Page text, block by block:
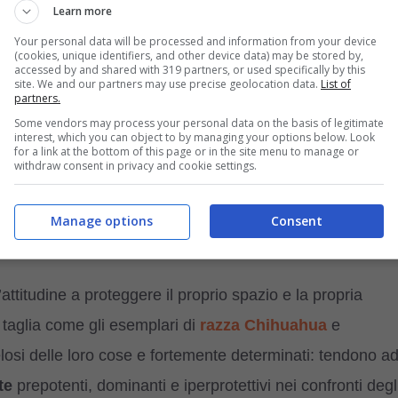
a
l’uomo era uscito a fare una passeggiata insieme al
attratto da qualcosa che aveva attirato la sua
topo
dal manto marroncino. La reazione del Bassotto
si sono trovate ad assistere alla scena.
TELEGRAMcon tanti consigli e novità
a proteggere il proprio spazio e la propria
come gli esemplari di razza Chihuahua e
delle loro cose e fortemente determinati: tendono ad
prepotenti, dominanti e iperprotettivi nei confronti
Learn more
Your personal data will be processed and information from your device
(cookies, unique identifiers, and other device data) may be stored by,
accessed by and shared with 319 partners, or used specifically by this
site. We and our partners may use precise geolocation data. List of
partners.
Some vendors may process your personal data on the basis of legitimate
interest, which you can object to by managing your options below. Look
for a link at the bottom of this page or in the site menu to manage or
withdraw consent in privacy and cookie settings.
Consent
Manage options